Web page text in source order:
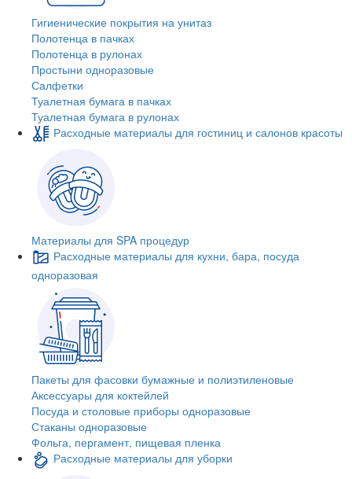
Гигиенические покрытия на унитаз
Полотенца в пачках
Полотенца в рулонах
Простыни одноразовые
Салфетки
Туалетная бумага в пачках
Туалетная бумага в рулонах
Расходные материалы для гостиниц и салонов красоты
Материалы для SPA процедур
Расходные материалы для кухни, бара, посуда
одноразовая
Пакеты для фасовки бумажные и полиэтиленовые
Аксессуары для коктейлей
Посуда и столовые приборы одноразовые
Стаканы одноразовые
Фольга, пергамент, пищевая пленка
Расходные материалы для уборки